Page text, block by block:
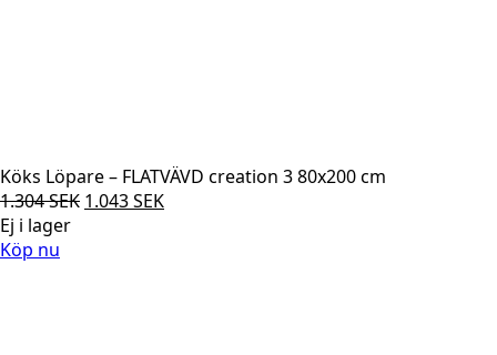
Köks Löpare – FLATVÄVD creation 3 80x200 cm
1.304SEK Det
1.043SEKDet
Ej i lager
Köp nu